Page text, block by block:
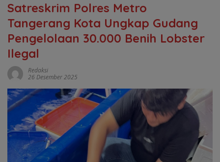
Satreskrim Polres Metro
Tangerang Kota Ungkap Gudang
Pengelolaan 30.000 Benih Lobster
Ilegal
Redaksi
26 Desember 2025